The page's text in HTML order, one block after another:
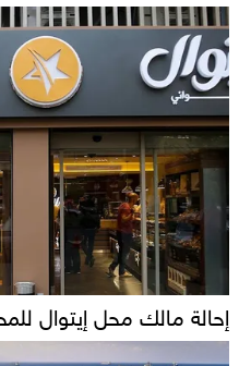
إحالة مالك محل إيتوال